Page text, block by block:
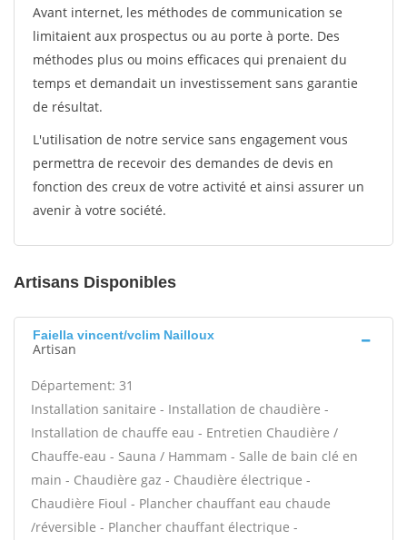
Avant internet, les méthodes de communication se
limitaient aux prospectus ou au porte à porte. Des
méthodes plus ou moins efficaces qui prenaient du
temps et demandait un investissement sans garantie
de résultat.
L'utilisation de notre service sans engagement vous
permettra de recevoir des demandes de devis en
fonction des creux de votre activité et ainsi assurer un
avenir à votre société.
Artisans Disponibles
Faiella vincent/vclim Nailloux
Artisan
Département: 31
Installation sanitaire - Installation de chaudière -
Installation de chauffe eau - Entretien Chaudière /
Chauffe-eau - Sauna / Hammam - Salle de bain clé en
main - Chaudière gaz - Chaudière électrique -
Chaudière Fioul - Plancher chauffant eau chaude
/réversible - Plancher chauffant électrique -